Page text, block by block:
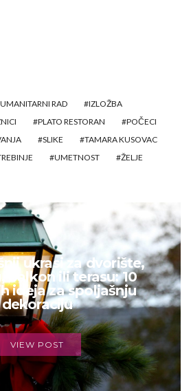
RAD
IZLOŽBA
PLATO RESTORAN
POČECI
SLIKE
TAMARA KUSOVAC
UMETNOST ŽELJE
ukrasi za dvorište,
balkon ili terasu: 10
ideja za spoljašnju
dekoraciju
VIEW POST